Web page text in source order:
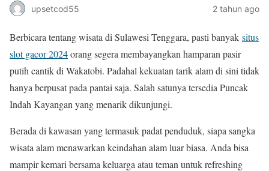
upsetcod55 2 tahun ago
Berbicara tentang wisata di Sulawesi Tenggara, pasti banyak situs
slot gacor 2024orang segera membayangkan hamparan pasir
putih cantik di Wakatobi. Padahal kekuatan tarik alam di sini tidak
hanya berpusat pada pantai saja. Salah satunya tersedia Puncak
Indah Kayangan yang menarik dikunjungi.
Berada di kawasan yang termasuk padat penduduk, siapa sangka
wisata alam menawarkan keindahan alam luar biasa. Anda bisa
mampir kemari bersama keluarga atau teman untuk refreshing